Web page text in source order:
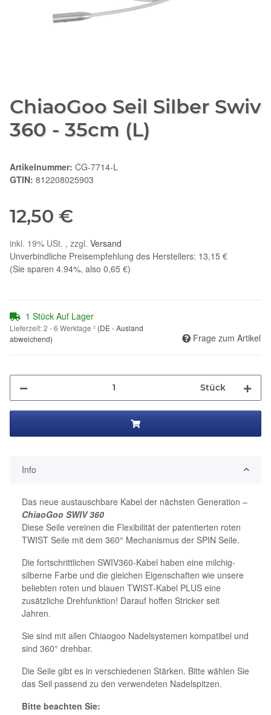
ChiaoGoo Seil Silber Swiv
360 - 35cm (L)
Artikelnummer: CG-7714-L
GTIN: 812208025903
12,50 €
inkl. 19% USt. , zzgl. Versand
Unverbindliche Preisempfehlung des Herstellers: 13,15 €
(Sie sparen 4.94%, also 0,65 €)
1 Stück Auf Lager
Lieferzeit:2 - 6 Werktage ² (DE - Ausland
abweichend)
Frage zum Artikel
Stück
Info
Das neue austauschbare Kabel der nächsten Generation –
ChiaoGoo SWIV 360
Diese Seile vereinen die Flexibilität der patentierten roten
TWIST Seile mit dem 360° Mechanismus der SPIN Seile.
Die fortschrittlichen SWIV360-Kabel haben eine milchig-
silberne Farbe und die gleichen Eigenschaften wie unsere
beliebten roten und blauen TWIST-Kabel PLUS eine
zusätzliche Drehfunktion! Darauf hoffen Stricker seit
Jahren.
Sie sind mit allen Chiaogoo Nadelsystemen kompatibel und
sind 360° drehbar.
Die Seile gibt es in verschiedenen Stärken. Bitte wählen Sie
das Seil passend zu den verwendeten Nadelspitzen.
Bitte beachten Sie: